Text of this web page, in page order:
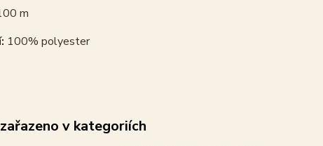
m
100% polyester
v kategoriích